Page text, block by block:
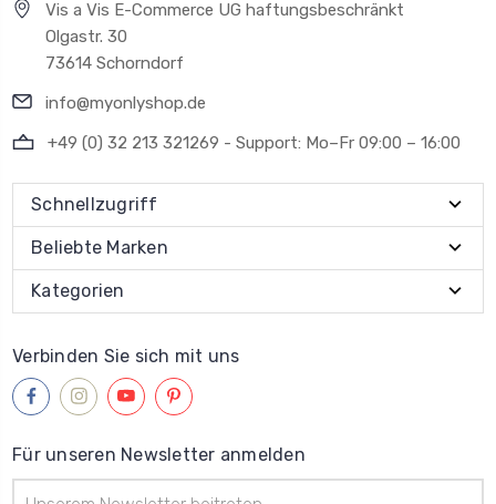
Vis a Vis E-Commerce UG haftungsbeschränkt
Olgastr. 30
73614 Schorndorf
info@myonlyshop.de
+49 (0) 32 213 321269 - Support: Mo–Fr 09:00 – 16:00
Schnellzugriff
Beliebte Marken
Kategorien
Verbinden Sie sich mit uns
Für unseren Newsletter anmelden